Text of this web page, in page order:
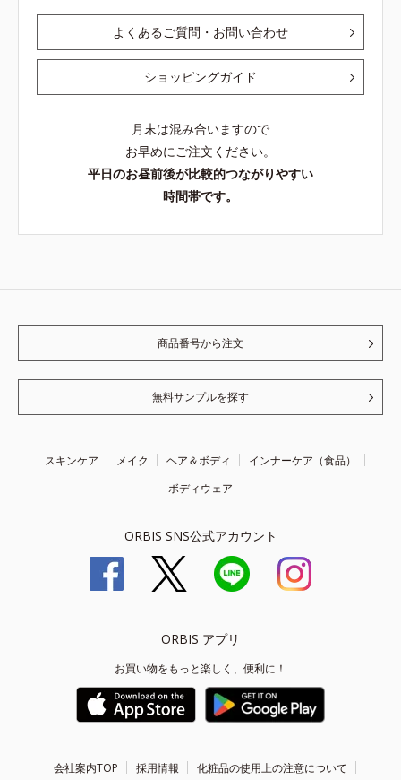
よくあるご質問・お問い合わせ
ショッピングガイド
月末は混み合いますので
お早めにご注文ください。
平日のお昼前後が比較的つながりやすい
時間帯です。
商品番号から注文
無料サンプルを探す
スキンケア メイク ヘア＆ボディ
インナーケア（食品）
ボディウェア
ORBIS SNS公式アカウント
ORBIS アプリ
お買い物をもっと楽しく、便利に！
会社案内TOP 採用情報 化粧品の使用上の注意について